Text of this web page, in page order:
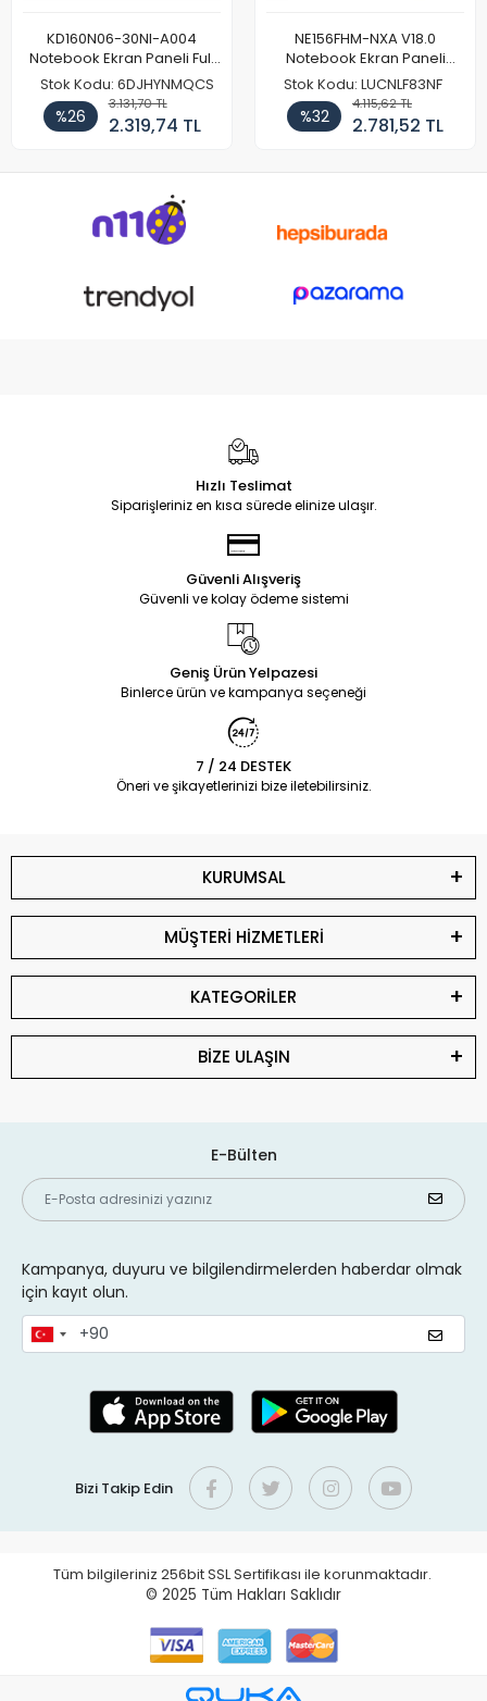
KD160N06-30NI-A004
Notebook Ekran Paneli Full
HD
Stok Kodu: 6DJHYNMQCS
%26
3.131,70 TL
2.319,74 TL
NE156FHM-NXA V18.0
Notebook Ekran Paneli
144Hz
Stok Kodu: LUCNLF83NF
%32
4.115,62 TL
2.781,52 TL
Hızlı Teslimat
Siparişleriniz en kısa sürede elinize ulaşır.
Güvenli Alışveriş
Güvenli ve kolay ödeme sistemi
Geniş Ürün Yelpazesi
Binlerce ürün ve kampanya seçeneği
7 / 24 DESTEK
Öneri ve şikayetlerinizi bize iletebilirsiniz.
KURUMSAL
MÜŞTERİ HİZMETLERİ
KATEGORİLER
BİZE ULAŞIN
E-Bülten
Kampanya, duyuru ve bilgilendirmelerden haberdar olmak
için kayıt olun.
Bizi Takip Edin
Tüm bilgileriniz 256bit SSL Sertifikası ile korunmaktadır.
© 2025 Tüm Hakları Saklıdır